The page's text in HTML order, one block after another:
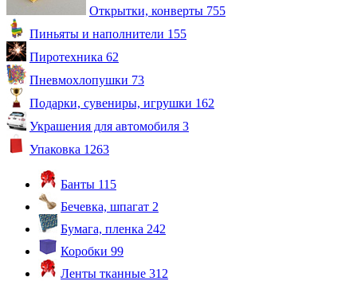
Открытки, конверты 755
Пиньяты и наполнители 155
Пиротехника 62
Пневмохлопушки 73
Подарки, сувениры, игрушки 162
Украшения для автомобиля 3
Упаковка 1263
Банты 115
Бечевка, шпагат 2
Бумага, пленка 242
Коробки 99
Ленты тканные 312